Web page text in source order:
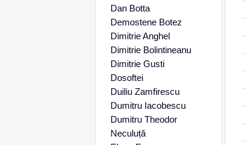
Dan Botta
Demostene Botez
Dimitrie Anghel
Dimitrie Bolintineanu
Dimitrie Gusti
Dosoftei
Duiliu Zamfirescu
Dumitru Iacobescu
Dumitru Theodor
Neculuță